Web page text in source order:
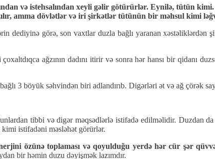
və istehsalından xeyli gəlir götürürlər. Eynilə, tütün
amma dövlətlər və iri şirkətlər tütünün bir məhsul kimi
dediyinə görə, son vaxtlar duzla bağlı yaranan xəstəliklərdən
ağzının dadını itirir və sonra hər hansı bir qidanı
3 böyük səhvindən biri adlandırıb. Digərləri ət və ağ çörək
tibbi və digər məqsədlərlə istifadə edilməlidir. Duzdan
istifadəni məsləhət görürlər.
özünə toplaması və qoyulduğu yerdə hər cür şər
bir həmin duzu dəyişmək lazımdır.